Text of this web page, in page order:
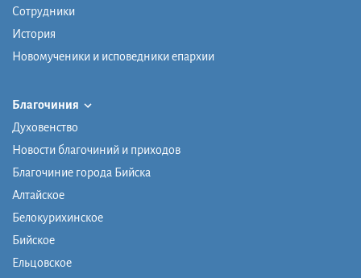
Сотрудники
История
Новомученики и исповедники епархии
Благочиния
Духовенство
Новости благочиний и приходов
Благочиние города Бийска
Алтайское
Белокурихинское
Бийское
Ельцовское